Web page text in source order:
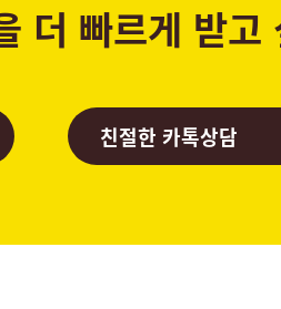
더 빠르게 받고
친절한 카톡상담